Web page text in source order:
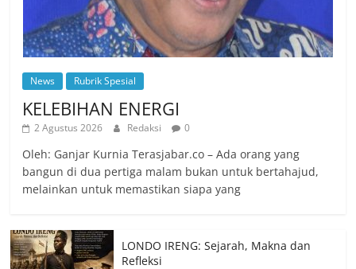
News Rubrik Spesial
KELEBIHAN ENERGI
2 Agustus 2026 Redaksi 0
Oleh: Ganjar Kurnia Terasjabar.co – Ada orang yang
bangun di dua pertiga malam bukan untuk bertahajud,
melainkan untuk memastikan siapa yang
LONDO IRENG: Sejarah, Makna dan
Refleksi